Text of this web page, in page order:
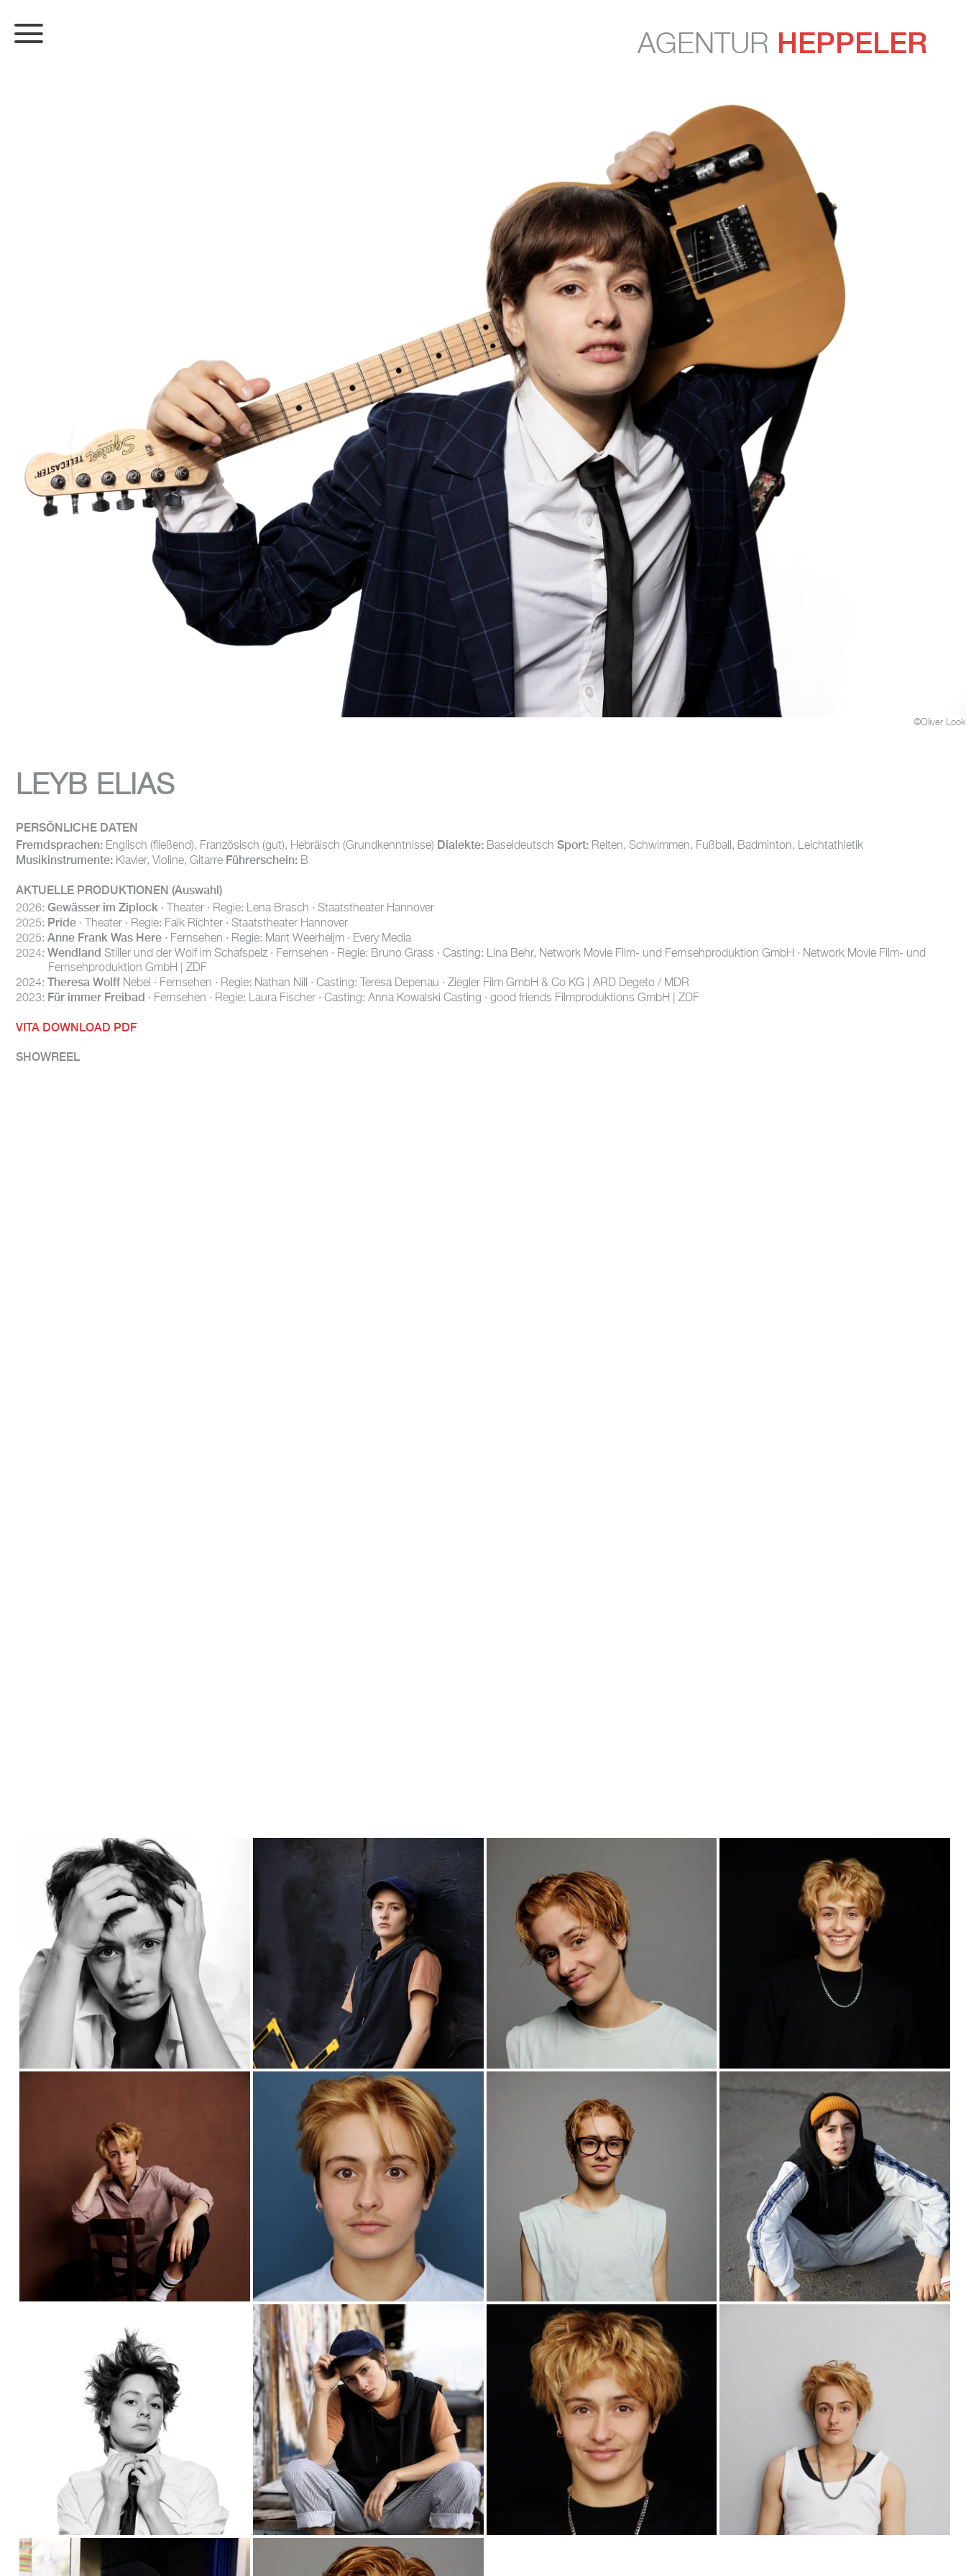
AGENTUR HEPPELER
©Oliver Look
LEYB ELIAS
PERSÖNLICHE DATEN
Fremdsprachen: Englisch (fließend), Französisch (gut), Hebräisch (Grundkenntnisse) Dialekte: Baseldeutsch Sport: Reiten, Schwimmen, Fußball, Badminton, Leichtathletik
Musikinstrumente: Klavier, Violine, Gitarre Führerschein: B
AKTUELLE PRODUKTIONEN (Auswahl)
2026: Gewässer im Ziplock · Theater · Regie: Lena Brasch · Staatstheater Hannover
2025: Pride · Theater · Regie: Falk Richter · Staatstheater Hannover
2025: Anne Frank Was Here · Fernsehen · Regie: Marit Weerheijm · Every Media
2024: Wendland Stiller und der Wolf im Schafspelz · Fernsehen · Regie: Bruno Grass · Casting: Lina Behr, Network Movie Film- und Fernsehproduktion GmbH · Network Movie Film- und
Fernsehproduktion GmbH | ZDF
2024: Theresa Wolff Nebel · Fernsehen · Regie: Nathan Nill · Casting: Teresa Depenau · Ziegler Film GmbH & Co KG | ARD Degeto / MDR
2023: Für immer Freibad · Fernsehen · Regie: Laura Fischer · Casting: Anna Kowalski Casting · good friends Filmproduktions GmbH | ZDF
VITA DOWNLOAD PDF
SHOWREEL